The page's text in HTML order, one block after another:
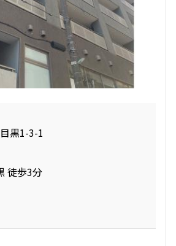
象お部屋数
87件
屋を再検索
黒1-3-1
徒歩3分